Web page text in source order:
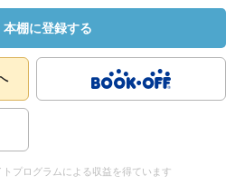
本棚に登録する
プログラムによる収益を得ています